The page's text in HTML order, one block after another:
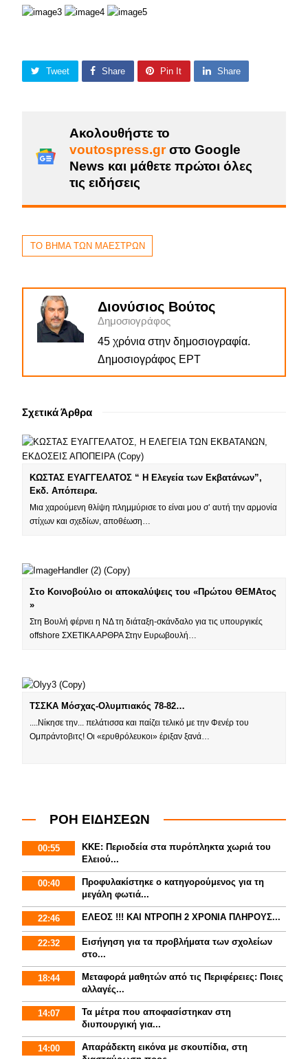
Tweet Share Pin It Share
Ακολουθήστε το
voutospress.grστο Google
News και μάθετε πρώτοι όλες
τις ειδήσεις
ΤΟ ΒΗΜΑ ΤΩΝ ΜΑΕΣΤΡΩΝ
Διονύσιος Βούτος
Δημοσιογράφος
45 χρόνια στην δημοσιογραφία.
Δημοσιογράφος ΕΡΤ
Σχετικά Άρθρα
ΚΩΣΤΑΣ ΕΥΑΓΓΕΛΑΤΟΣ “ H Ελεγεία των Εκβατάνων”,
Εκδ. Απόπειρα.
Μια χαρούμενη θλίψη πλημμύρισε το είναι μου σ’ αυτή την αρμονία
στίχων και σχεδίων, αποθέωση…
Στο Κοινοβούλιο οι αποκαλύψεις του «Πρώτου ΘΕΜΑτος
»
Στη Βουλή φέρνει η ΝΔ τη διάταξη-σκάνδαλο για τις υπουργικές
offshore ΣΧΕΤΙΚΑ ΑΡΘΡΑ Στην Ευρωβουλή…
ΤΣΣΚΑ Μόσχας-Ολυμπιακός 78-82…
....Νίκησε την... πελάτισσα και παίζει τελικό με την Φενέρ του
Ομπράντοβιτς! Οι «ερυθρόλευκοι» έριξαν ξανά…
ΡΟΗ ΕΙΔΗΣΕΩΝ
00:55
ΚΚΕ: Περιοδεία στα πυρόπληκτα χωριά του
Ελειού...
00:40
Προφυλακίστηκε ο κατηγορούμενος για τη
μεγάλη φωτιά...
22:46 ΕΛΕΟΣ !!! ΚΑΙ ΝΤΡΟΠΗ 2 ΧΡΟΝΙΑ ΠΛΗΡΟΥΣ...
22:32
Εισήγηση για τα προβλήματα των σχολείων
στο...
18:44
Mεταφορά μαθητών από τις Περιφέρειες: Ποιες
αλλαγές...
14:07
Τα μέτρα που αποφασίστηκαν στη
διυπουργική για...
14:00
Απαράδεκτη εικόνα με σκουπίδια, στη